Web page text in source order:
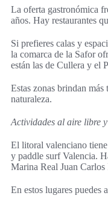
La oferta gastronómica
años. Hay restaurantes
Si prefieres calas y
la comarca de la Safor
están las de Cullera y el
Estas zonas brindan
naturaleza.
Actividades al aire libre
El litoral valenciano
y paddle surf Valencia.
Marina Real Juan Carlos
En estos lugares puedes